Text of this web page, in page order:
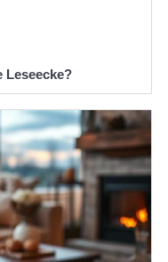
Leseecke?